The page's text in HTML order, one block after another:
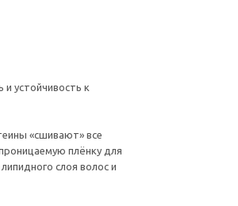
устойчивость к
«сшивают» все
плёнку для
слоя волос и